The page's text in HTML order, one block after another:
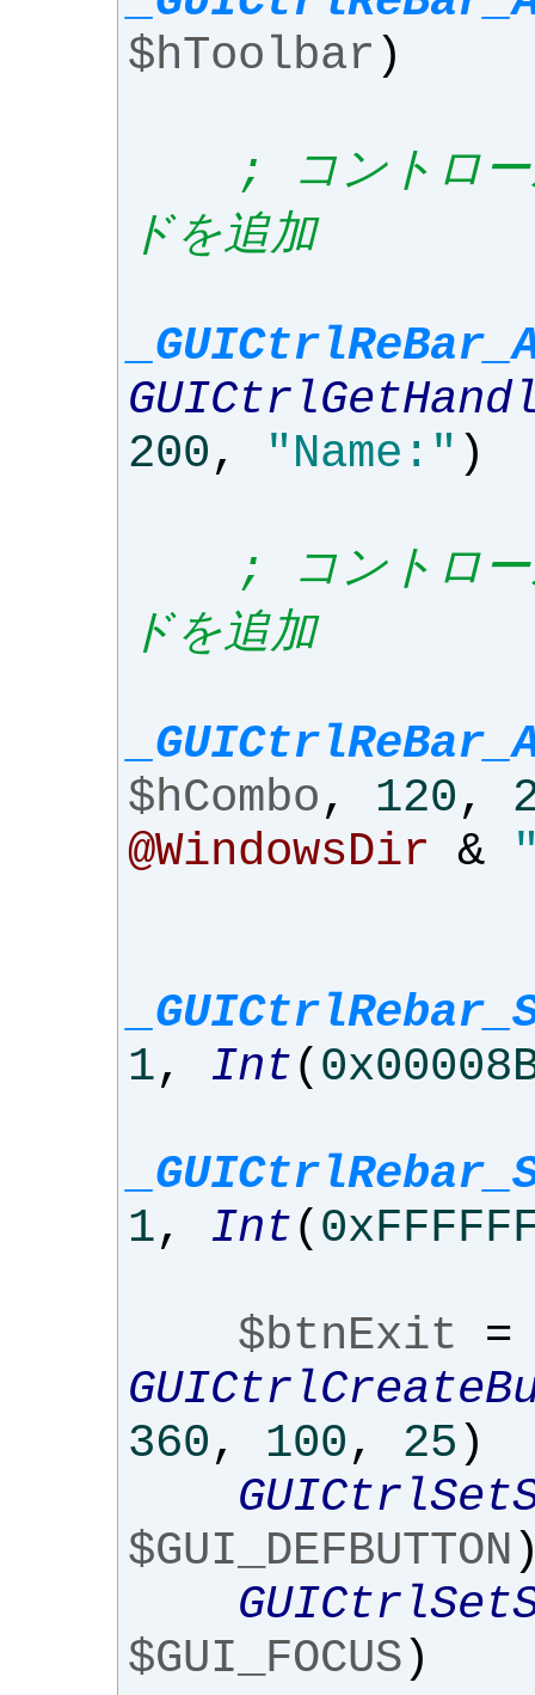
$hToolbar )
; コントロー
ドを追加
200, "Name:" )
; コントロー
ドを追加
$hCombo, 120,
@WindowsDir &
1, Int(
1, Int(
$btnExit
=
360, 100, 25 )
$GUI_DEFBUTTON
$GUI_FOCUS)